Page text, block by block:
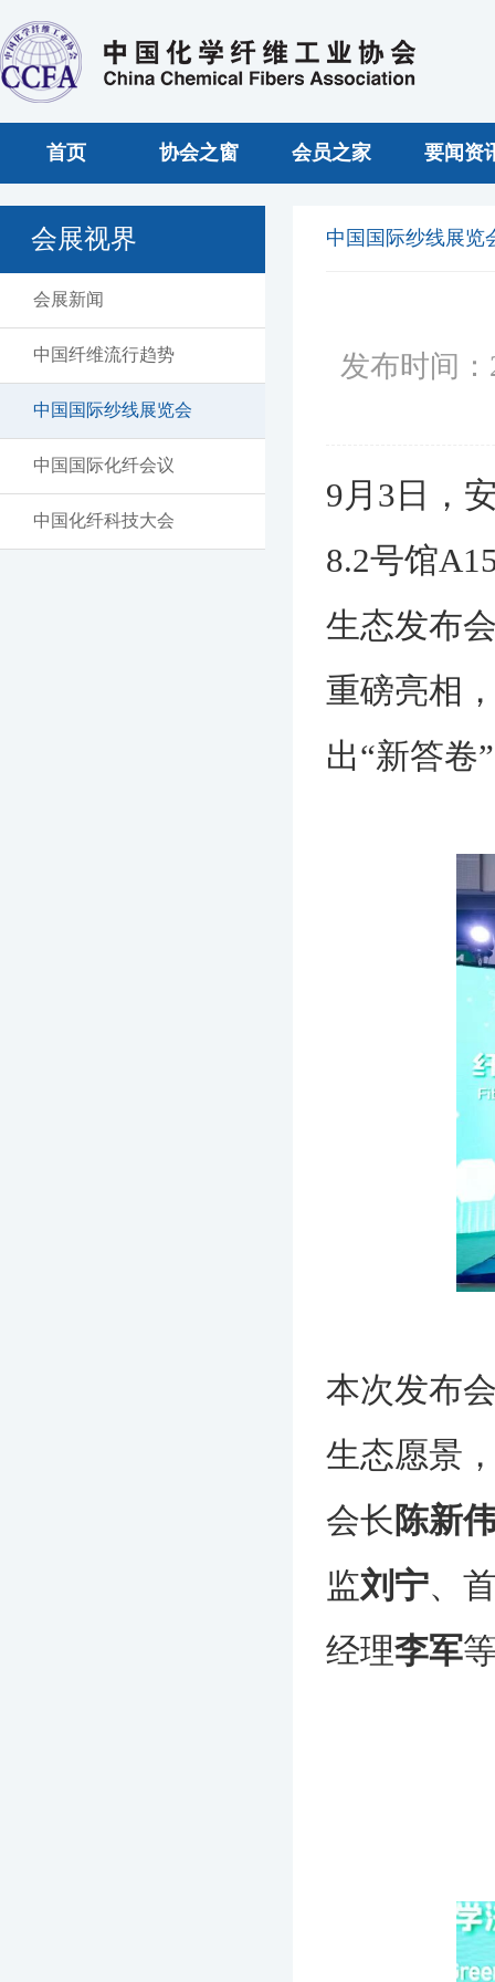
首页 协会之窗 会员之家 要闻资
会展视界
会展新闻
中国纤维流行趋势
中国国际纱线展览会
中国国际化纤会议
中国化纤科技大会
中国国际纱线展览
发布时间
9月3日，
8.2号馆
生态发布
重磅亮相
出“新答卷
本次发布
生态愿景
会长 陈新
监刘宁、
经理李军